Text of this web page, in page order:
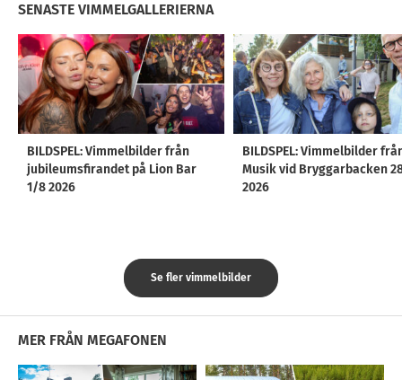
SENASTE VIMMELGALLERIERNA
BILDSPEL: Vimmelbilder från
jubileumsfirandet på Lion Bar
1/8 2026
BILDSPEL: Vimmelbilder
Musik vid Bryggarbacken
2026
Se fler vimmelbilder
MER FRÅN MEGAFONEN